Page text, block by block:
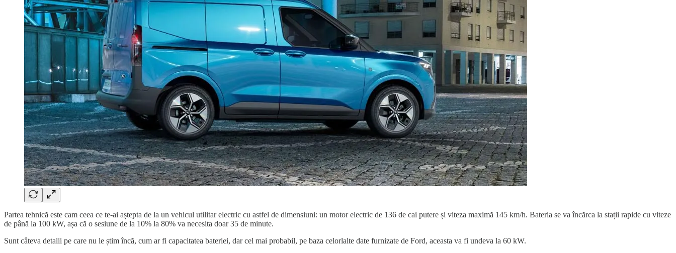
Partea tehnică este cam ceea ce te-ai aștepta de la un vehicul utilitar electric cu astfel de dimensiuni: un motor electric de 136 de cai putere și viteza maximă 145 km/h. Bateria se va încărca la stații rapide cu viteze
de până la 100 kW, așa că o sesiune de la 10% la 80% va necesita doar 35 de minute.
Sunt câteva detalii pe care nu le știm încă, cum ar fi capacitatea bateriei, dar cel mai probabil, pe baza celorlalte date furnizate de Ford, aceasta va fi undeva la 60 kW.